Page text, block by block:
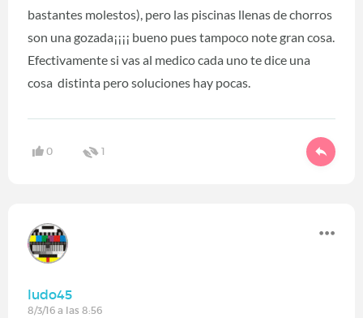
bastantes molestos), pero las piscinas llenas de chorros
son una gozada¡¡¡¡ bueno pues tampoco note gran cosa.
Efectivamente si vas al medico cada uno te dice una
cosa distinta pero soluciones hay pocas.
0 1
ludo45
8/3/16 a las 8:56